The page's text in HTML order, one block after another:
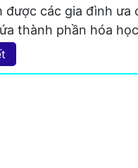
được các gia đình ưa
thành phần hóa